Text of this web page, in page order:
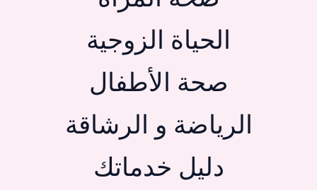
الحياة الزوجية
صحة الأطفال
الرياضة و الرشاقة
دليل خدماتك